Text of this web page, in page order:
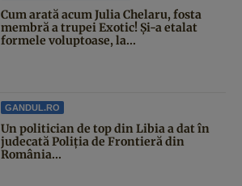
Cum arată acum Julia Chelaru, fosta
membră a trupei Exotic! Și-a etalat
formele voluptoase, la...
GANDUL.RO
Un politician de top din Libia a dat în
judecată Poliția de Frontieră din
România...